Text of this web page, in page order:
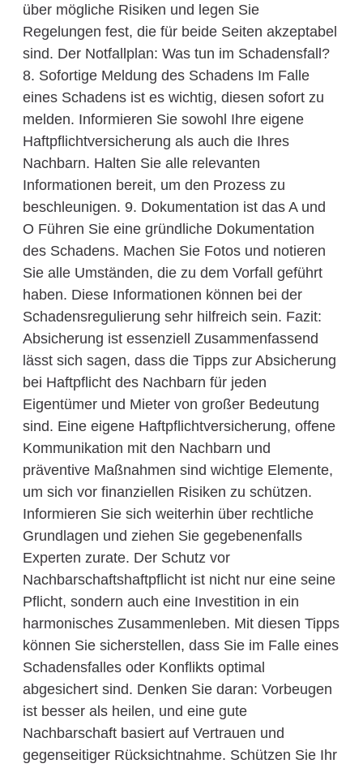
über mögliche Risiken und legen Sie
Regelungen fest, die für beide Seiten akzeptabel
sind. Der Notfallplan: Was tun im Schadensfall?
8. Sofortige Meldung des Schadens Im Falle
eines Schadens ist es wichtig, diesen sofort zu
melden. Informieren Sie sowohl Ihre eigene
Haftpflichtversicherung als auch die Ihres
Nachbarn. Halten Sie alle relevanten
Informationen bereit, um den Prozess zu
beschleunigen. 9. Dokumentation ist das A und
O Führen Sie eine gründliche Dokumentation
des Schadens. Machen Sie Fotos und notieren
Sie alle Umständen, die zu dem Vorfall geführt
haben. Diese Informationen können bei der
Schadensregulierung sehr hilfreich sein. Fazit:
Absicherung ist essenziell Zusammenfassend
lässt sich sagen, dass die Tipps zur Absicherung
bei Haftpflicht des Nachbarn für jeden
Eigentümer und Mieter von großer Bedeutung
sind. Eine eigene Haftpflichtversicherung, offene
Kommunikation mit den Nachbarn und
präventive Maßnahmen sind wichtige Elemente,
um sich vor finanziellen Risiken zu schützen.
Informieren Sie sich weiterhin über rechtliche
Grundlagen und ziehen Sie gegebenenfalls
Experten zurate. Der Schutz vor
Nachbarschaftshaftpflicht ist nicht nur eine seine
Pflicht, sondern auch eine Investition in ein
harmonisches Zusammenleben. Mit diesen Tipps
können Sie sicherstellen, dass Sie im Falle eines
Schadensfalles oder Konflikts optimal
abgesichert sind. Denken Sie daran: Vorbeugen
ist besser als heilen, und eine gute
Nachbarschaft basiert auf Vertrauen und
gegenseitiger Rücksichtnahme. Schützen Sie Ihr